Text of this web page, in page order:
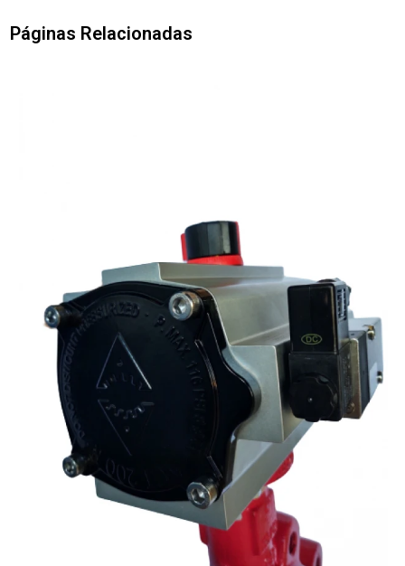
Páginas Relacionadas